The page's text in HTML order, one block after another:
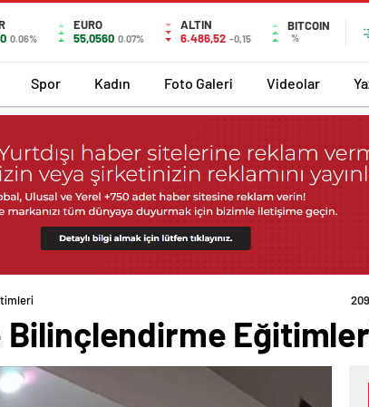
0.06%
EURO
55,0560 0.07%
ALTIN
6.486,52 -0,15
BITCOIN
%
Spor Kadın Foto Galeri Videolar
Bilinçlendirme